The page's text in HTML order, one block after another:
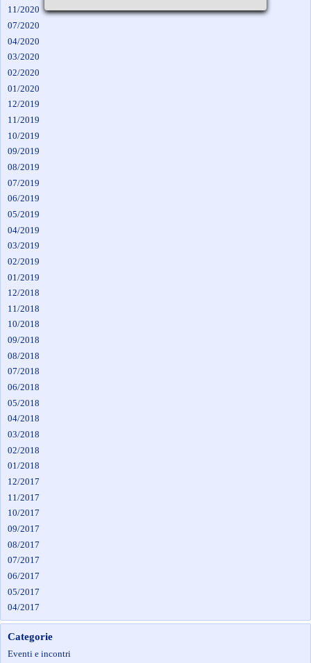
11/2020
07/2020
04/2020
03/2020
02/2020
01/2020
12/2019
11/2019
10/2019
09/2019
08/2019
07/2019
06/2019
05/2019
04/2019
03/2019
02/2019
01/2019
12/2018
11/2018
10/2018
09/2018
08/2018
07/2018
06/2018
05/2018
04/2018
03/2018
02/2018
01/2018
12/2017
11/2017
10/2017
09/2017
08/2017
07/2017
06/2017
05/2017
04/2017
Categorie
Eventi e incontri